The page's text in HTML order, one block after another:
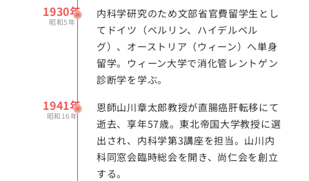
1930年
昭和5年
内科学研究のため文部省官費留学生とし
てドイツ（ベルリン、ハイデルベル
グ）、オーストリア（ウィーン）へ単身
留学。ウィーン大学で消化管レントゲン
診断学を学ぶ。
1941年
昭和16年
恩師山川章太郎教授が直腸癌肝転移にて
逝去、享年57歳。東北帝国大学教授に選
出され、内科学第3講座を担当。山川内
科同窓会臨時総会を開き、尚仁会を創立
する。